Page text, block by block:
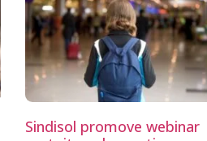
Sindisol promove webinar